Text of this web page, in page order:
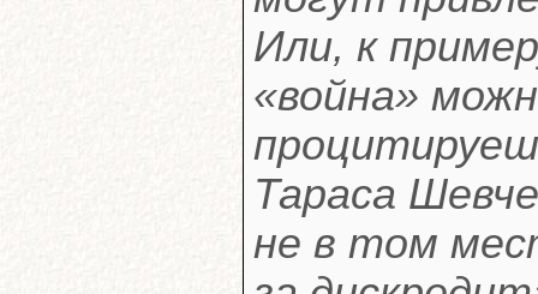
Или, к
«война»
Тараса
не в том